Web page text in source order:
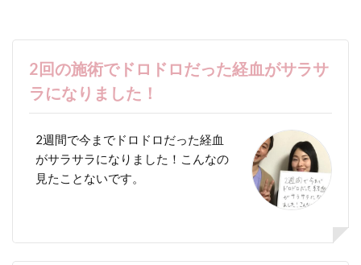
2回の施術でドロドロだった経血がサラサ
ラになりました！
2週間で今までドロドロだった経血
がサラサラになりました！こんなの
見たことないです。